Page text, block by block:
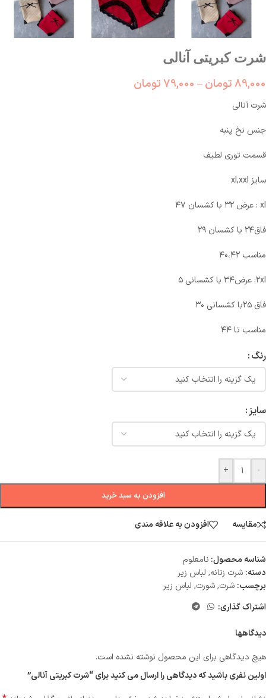
شرت کبریتی آنالی
89,000تومان–
79,000تومان
شرت آنالی
جنس نخ پنبه
قسمت توری لطیف
سایز xl,xxl
xl : عرض ۳۲ با کشسان ۴۷
فاق۲۴ با کشسان ۲۹
مناسب ۴۰،۴۲
٢xl: عرض۳۴ با کشسانی ۵
فاق ۲۵با کشسانی ۳۰
مناسب تا ۴۴
رنگ
سایز
-
+
افزودن به سبد خرید
مقایسه افزودن به علاقه مندی
شناسه محصول: نامعلوم
دسته: شرت زنانه, لباس زیر
برچسب: شرت,شورت, لباس زیر
اشتراک گذاری:
دیدگاهها
هیچ دیدگاهی برای این محصول نوشته نشده است.
اولین نفری باشید که دیدگاهی را ارسال می کنید برای “شرت کبریتی آنالی”